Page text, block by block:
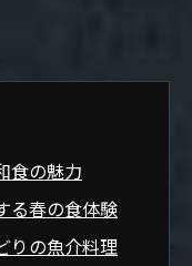
食の魅力
る春の食体験
りの魚介料理